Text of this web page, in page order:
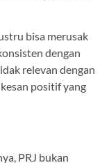
bisa merusak
dengan
relevan dengan
positif yang
PRJ bukan